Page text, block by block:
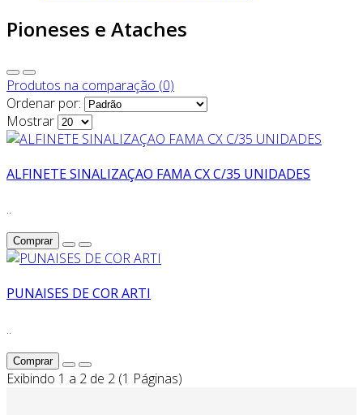
Pioneses e Ataches
Produtos na comparação (0)
Ordenar por:
Mostrar
ALFINETE SINALIZAÇAO FAMA CX C/35 UNIDADES
..
Comprar
PUNAISES DE COR ARTI
..
Comprar
Exibindo 1 a 2 de 2 (1 Páginas)